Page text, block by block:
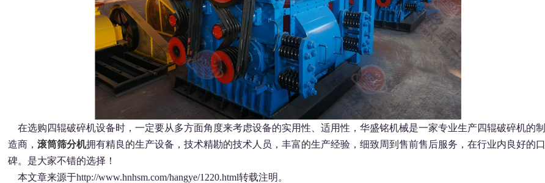
在选购四辊破碎机设备时，一定要从多方面角度来考虑设备的实用性、适用性，华盛铭机械是一家专业生产四辊破碎机的制
造商，滚筒筛分机拥有精良的生产设备，技术精勘的技术人员，丰富的生产经验，细致周到售前售后服务，在行业内良好的口
碑。是大家不错的选择！
本文章来源于http://www.hnhsm.com/hangye/1220.html转载注明。